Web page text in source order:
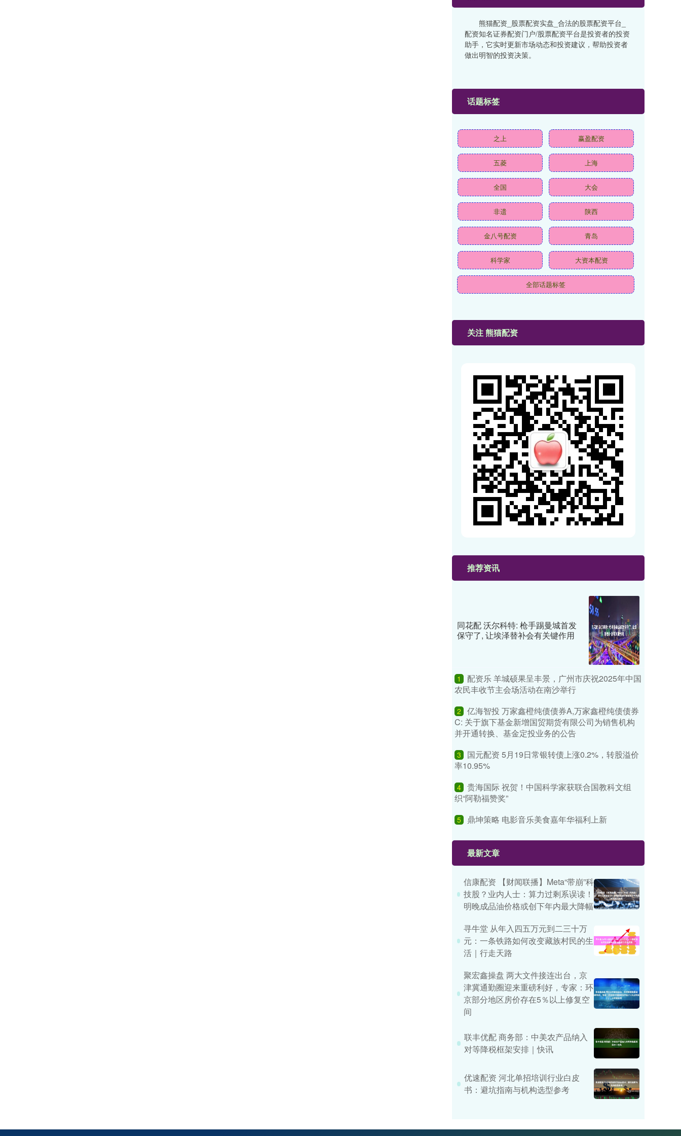
熊猫配资_股票配资实盘_合法的股票配资平台_
配资知名证券配资门户/股票配资平台是投资者的投资
助手，它实时更新市场动态和投资建议，帮助投资者
做出明智的投资决策。
话题标签
之上 赢盈配资
五菱 上海
全国 大会
非遗 陕西
金八号配资 青岛
科学家 大资本配资
全部话题标签
关注 熊猫配资
推荐资讯
同花配 沃尔科特: 枪手踢曼城首发
保守了, 让埃泽替补会有关键作用
1
配资乐 羊城硕果呈丰景，广州市庆祝2025年中国
农民丰收节主会场活动在南沙举行
2
亿海智投 万家鑫橙纯债债券A,万家鑫橙纯债债券
C: 关于旗下基金新增国贸期货有限公司为销售机构
并开通转换、基金定投业务的公告
3
国元配资 5月19日常银转债上涨0.2%，转股溢价
率10.95%
4 贵海国际 祝贺！中国科学家获联合国教科文组
织“阿勒福赞奖”
5 鼎坤策略 电影音乐美食嘉年华福利上新
最新文章
信康配资 【财闻联播】Meta“带崩”科
技股？业内人士：算力过剩系误读！
明晚成品油价格或创下年内最大降幅
寻牛堂 从年入四五万元到二三十万
元：一条铁路如何改变藏族村民的生
活｜行走天路
聚宏鑫操盘 两大文件接连出台，京
津冀通勤圈迎来重磅利好，专家：环
京部分地区房价存在5％以上修复空
间
联丰优配 商务部：中美农产品纳入
对等降税框架安排｜快讯
优速配资 河北单招培训行业白皮
书：避坑指南与机构选型参考